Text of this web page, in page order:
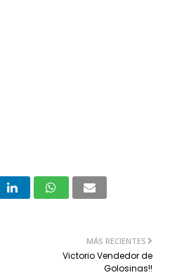
MÁS RECIENTES
Victorio Vendedor de
Golosinas!!